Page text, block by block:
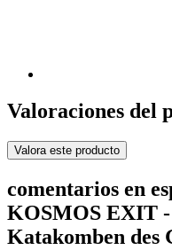
Valoraciones del
Valora este producto
comentarios en
KOSMOS EXIT -
Katakomben des